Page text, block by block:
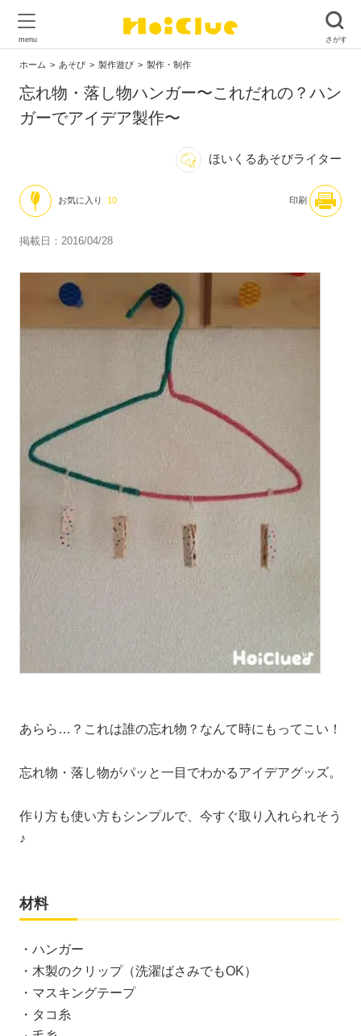
ホーム あそび 製作遊び 製作・制作
忘れ物・落し物ハンガー〜これだれの？ハン
ガーでアイデア製作〜
ほいくるあそびライター
お気に入り 10 印刷
掲載日：2016/04/28
あらら…？これは誰の忘れ物？なんて時にもってこい！
忘れ物・落し物がパッと一目でわかるアイデアグッズ。
作り方も使い方もシンプルで、今すぐ取り入れられそう
♪
材料
・ハンガー
・木製のクリップ（洗濯ばさみでもOK）
・マスキングテープ
・タコ糸